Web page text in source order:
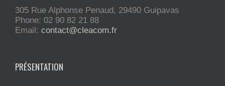
305 Rue Alphonse Penaud, 29490 Guipavas
Phone: 02 90 82 21 88
Email: contact@cleacom.fr
PRÉSENTATION